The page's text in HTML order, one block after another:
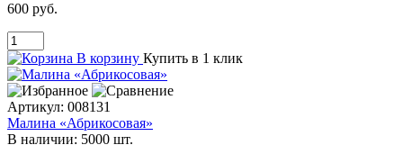
600 руб.
В корзину Купить в 1 клик
Артикул: 008131
Малина «Абрикосовая»
В наличии: 5000 шт.